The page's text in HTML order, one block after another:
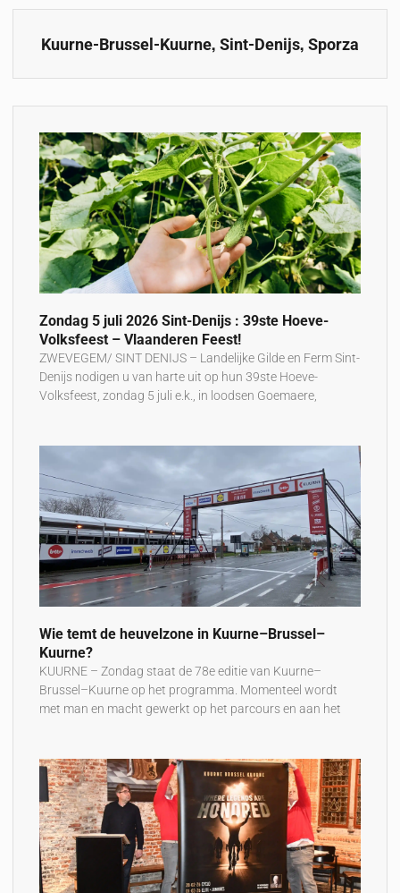
Kuurne-Brussel-Kuurne, Sint-Denijs, Sporza
Zondag 5 juli 2026 Sint-Denijs : 39ste Hoeve-
Volksfeest – Vlaanderen Feest!
ZWEVEGEM/ SINT DENIJS – Landelijke Gilde en Ferm Sint-
Denijs nodigen u van harte uit op hun 39ste Hoeve-
Volksfeest, zondag 5 juli e.k., in loodsen Goemaere,
Wie temt de heuvelzone in Kuurne–Brussel–
Kuurne?
KUURNE – Zondag staat de 78e editie van Kuurne–
Brussel–Kuurne op het programma. Momenteel wordt
met man en macht gewerkt op het parcours en aan het